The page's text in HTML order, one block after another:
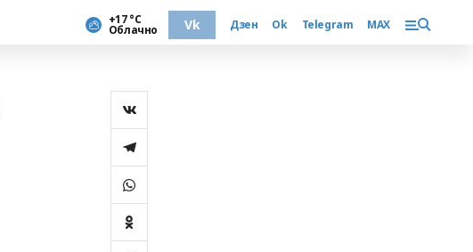
+17 °С
Облачно Vk Дзен Ok Telegram MAX